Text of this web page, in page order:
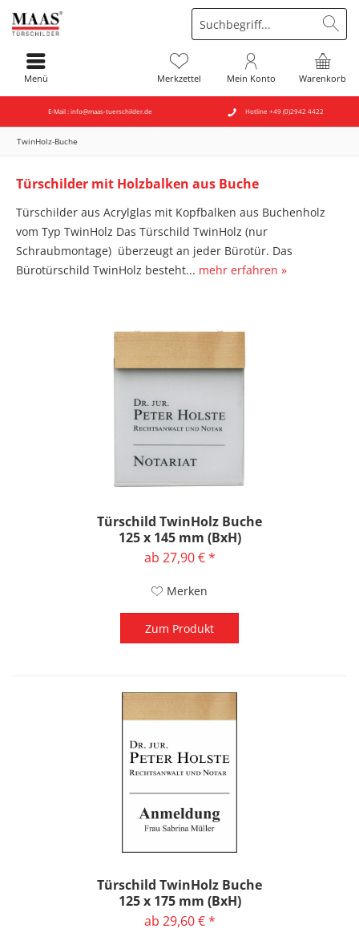
E-Mail : info@maas-tuerschilder.de Hotline +49 (0)2942 4422
Warenkorb
Merkzettel Mein Konto
Menü
TwinHolz-Buche
Türschilder mit Holzbalken aus Buche
Türschilder aus Acrylglas mit Kopfbalken aus Buchenholz
vom Typ TwinHolz Das Türschild TwinHolz (nur
Schraubmontage) überzeugt an jeder Bürotür. Das
Bürotürschild TwinHolz besteht... mehr erfahren »
Türschild TwinHolz Buche
125 x 145 mm (BxH)
ab 27,90 € *
Merken
Zum Produkt
Türschild TwinHolz Buche
125 x 175 mm (BxH)
ab 29,60 € *